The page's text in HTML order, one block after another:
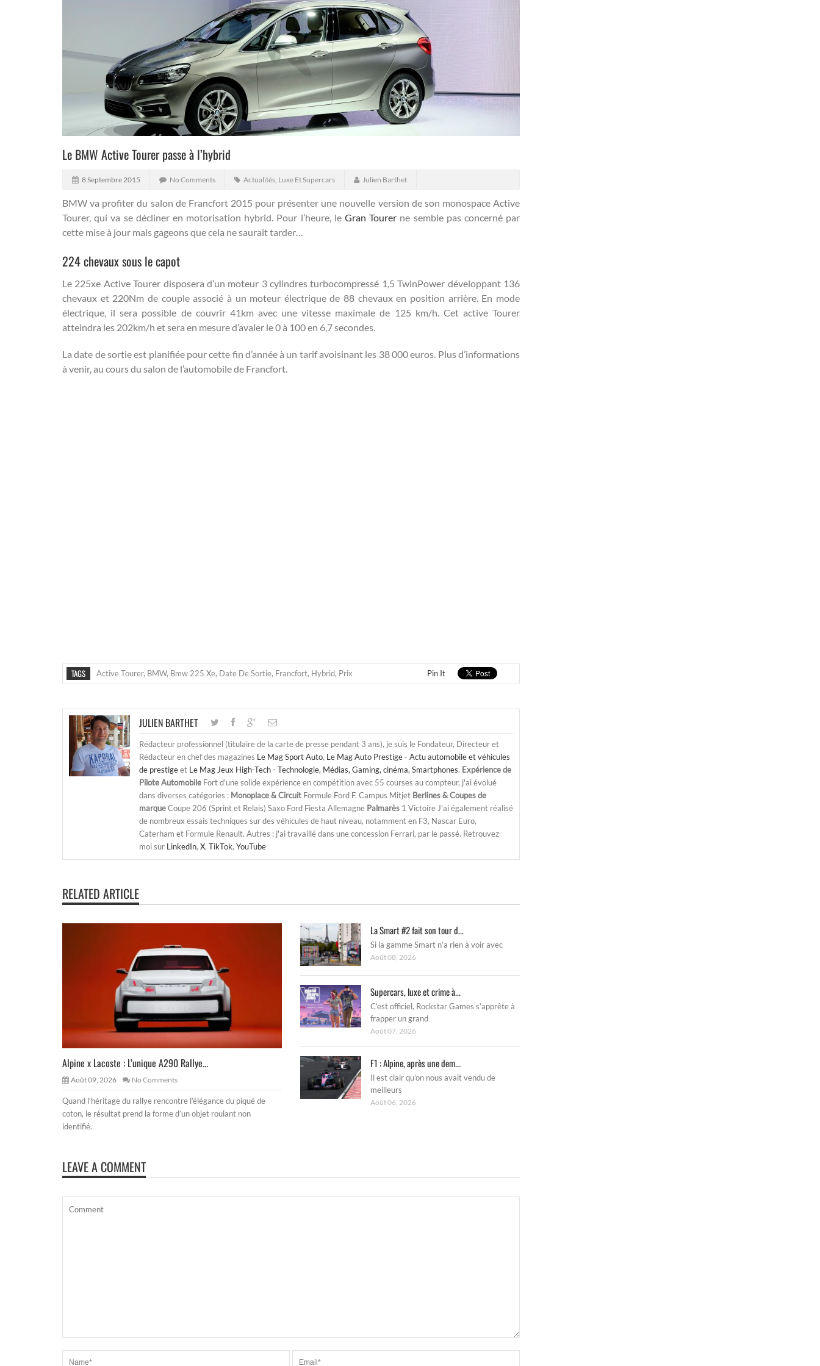
Le BMW Active Tourer passe à l’hybrid
8 Septembre 2015 No Comments Actualités, Luxe Et Supercars Julien Barthet
BMW va profiter du salon de Francfort 2015 pour présenter une nouvelle version de son monospace Active
Tourer, qui va se décliner en motorisation hybrid. Pour l’heure, le Gran Tourer ne semble pas concerné par
cette mise à jour mais gageons que cela ne saurait tarder…
224 chevaux sous le capot
Le 225xe Active Tourer disposera d’un moteur 3 cylindres turbocompressé 1,5 TwinPower développant 136
chevaux et 220Nm de couple associé à un moteur électrique de 88 chevaux en position arrière. En mode
électrique, il sera possible de couvrir 41km avec une vitesse maximale de 125 km/h. Cet active Tourer
atteindra les 202km/h et sera en mesure d’avaler le 0 à 100 en 6,7 secondes.
La date de sortie est planifiée pour cette fin d’année à un tarif avoisinant les 38 000 euros. Plus d’informations
à venir, au cours du salon de l’automobile de Francfort.
TAGS Active Tourer, BMW, Bmw 225 Xe, Date De Sortie, Francfort, Hybrid, Prix Pin It
JULIEN BARTHET
Rédacteur professionnel (titulaire de la carte de presse pendant 3 ans), je suis le Fondateur, Directeur et
Rédacteur en chef des magazines Le Mag Sport Auto, Le Mag Auto Prestige - Actu automobile et véhicules
de prestigeet Le Mag Jeux High-Tech - Technologie, Médias, Gaming, cinéma, Smartphones. Expérience de
Pilote Automobile Fort d'une solide expérience en compétition avec 55 courses au compteur, j'ai évolué
dans diverses catégories : Monoplace & Circuit Formule Ford F. Campus Mitjet Berlines & Coupes de
marqueCoupe 206 (Sprint et Relais) Saxo Ford Fiesta Allemagne Palmarès 1 Victoire J'ai également réalisé
de nombreux essais techniques sur des véhicules de haut niveau, notamment en F3, Nascar Euro,
Caterham et Formule Renault. Autres : j'ai travaillé dans une concession Ferrari, par le passé. Retrouvez-
moi sur LinkedIn, X, TikTok, YouTube
RELATED ARTICLE
Alpine x Lacoste : L’unique A290 Rallye...
Août 09, 2026 No Comments
Quand l’héritage du rallye rencontre l’élégance du piqué de
coton, le résultat prend la forme d’un objet roulant non
identifié.
La Smart #2 fait son tour d...
Si la gamme Smart n’a rien à voir avec
Août 08, 2026
Supercars, luxe et crime à...
C’est officiel, Rockstar Games s’apprête à
frapper un grand
Août 07, 2026
F1 : Alpine, après une dem...
Il est clair qu’on nous avait vendu de
meilleurs
Août 06, 2026
LEAVE A COMMENT